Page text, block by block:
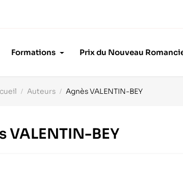
Formations Prix du Nouveau
Auteurs Agnès VALENTIN-BEY
BEY